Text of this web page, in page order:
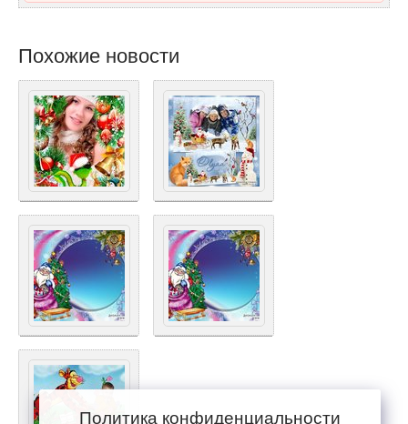
Похожие новости
Политика конфиденциальности